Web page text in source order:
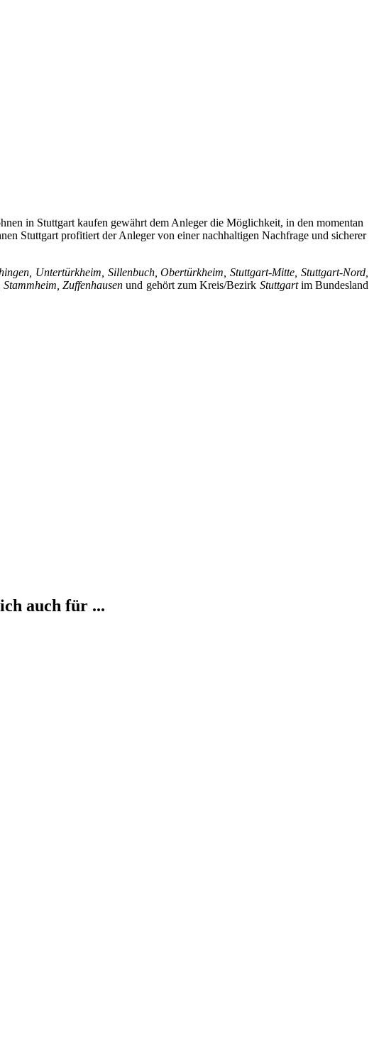
in Stuttgart kaufen gewährt dem Anleger die Möglichkeit, in den momentan
Stuttgart profitiert der Anleger von einer nachhaltigen Nachfrage und sicherer
Untertürkheim, Sillenbuch, Obertürkheim, Stuttgart-Mitte, Stuttgart-Nord,
Zuffenhausen und gehört zum Kreis/Bezirk Stuttgartim Bundesland
auch für ...